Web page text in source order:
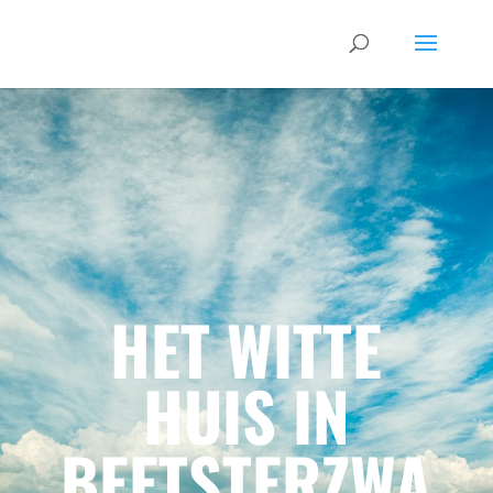
HET WITTE
HUIS IN